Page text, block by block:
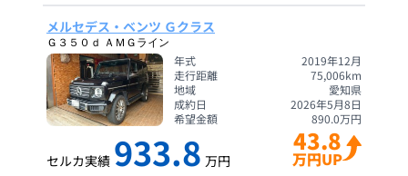
メルセデス・ベンツ Ｇクラス
Ｇ３５０ｄ ＡＭＧライン
年式
2019年12月
走行距離
75,006km
地域
愛知県
成約日
2026年5月8日
希望金額
890.0万円
セルカ実績 933.8 万円
43.8
万円UP